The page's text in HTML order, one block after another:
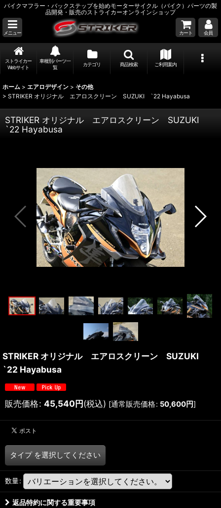
バイクマフラー・バックステップを始めモーターサイクル（バイク）パーツの製
品開発・販売のストライカーオンラインショップ
メニュー カート 会員
ストライカー
Webサイト
車種別パーツ一
覧
カテゴリ 商品検索 ご利用案内
ホーム > エアロデザイン > その他
> STRIKER オリジナル エアロスクリーン SUZUKI `22 Hayabusa
STRIKER オリジナル エアロスクリーン SUZUKI
`22 Hayabusa
STRIKER オリジナル エアロスクリーン SUZUKI
`22 Hayabusa
販売価格: 45,540円(税込) [通常販売価格: 50,600円]
タイプ を選択してください
数量:
返品特約に関する重要事項